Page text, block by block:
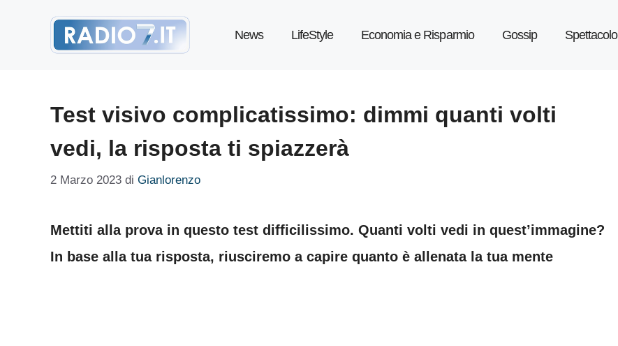
News LifeStyle Economia e Risparmio Gossip Spettacolo
Test visivo complicatissimo: dimmi quanti volti
vedi, la risposta ti spiazzerà
2 Marzo 2023 di Gianlorenzo
Mettiti alla prova in questo test difficilissimo. Quanti volti vedi in quest’immagine?
In base alla tua risposta, riusciremo a capire quanto è allenata la tua mente